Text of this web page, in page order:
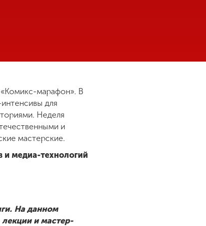
«Комикс-марафон». В
для
Неделя
и
мастерские.
и медиа-технологий
На данном
и мастер-